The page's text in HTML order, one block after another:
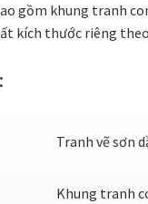
gồm khung tranh
kích thước riêng theo
Tranh vẽ sơn
Khung tranh